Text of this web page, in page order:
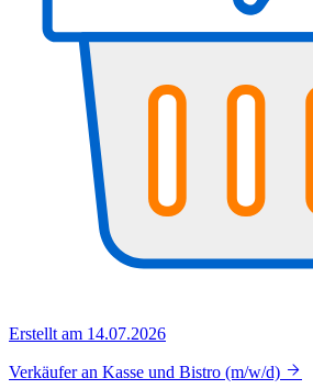
Erstellt am 14.07.2026
Verkäufer an Kasse und Bistro (m/w/d)